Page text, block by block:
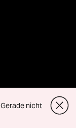
Gerade nicht